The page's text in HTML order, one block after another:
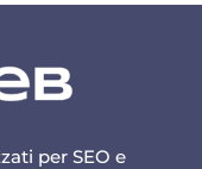
per SEO e